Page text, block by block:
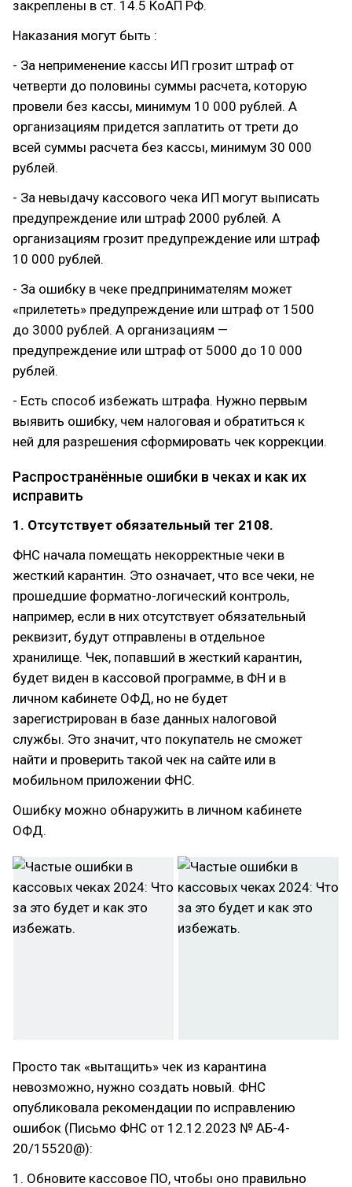
закреплены в ст. 14.5 КоАП РФ.
Наказания могут быть :
- За неприменение кассы ИП грозит штраф от
четверти до половины суммы расчета, которую
провели без кассы, минимум 10 000 рублей. А
организациям придется заплатить от трети до
всей суммы расчета без кассы, минимум 30 000
рублей.
- За невыдачу кассового чека ИП могут выписать
предупреждение или штраф 2000 рублей. А
организациям грозит предупреждение или штраф
10 000 рублей.
- За ошибку в чеке предпринимателям может
«прилететь» предупреждение или штраф от 1500
до 3000 рублей. А организациям —
предупреждение или штраф от 5000 до 10 000
рублей.
- Есть способ избежать штрафа. Нужно первым
выявить ошибку, чем налоговая и обратиться к
ней для разрешения сформировать чек коррекции.
Распространённые ошибки в чеках и как их
исправить
1. Отсутствует обязательный тег 2108.
ФНС начала помещать некорректные чеки в
жесткий карантин. Это означает, что все чеки, не
прошедшие форматно-логический контроль,
например, если в них отсутствует обязательный
реквизит, будут отправлены в отдельное
хранилище. Чек, попавший в жесткий карантин,
будет виден в кассовой программе, в ФН и в
личном кабинете ОФД, но не будет
зарегистрирован в базе данных налоговой
службы. Это значит, что покупатель не сможет
найти и проверить такой чек на сайте или в
мобильном приложении ФНС.
Ошибку можно обнаружить в личном кабинете
ОФД.
Просто так «вытащить» чек из карантина
невозможно, нужно создать новый. ФНС
опубликовала рекомендации по исправлению
ошибок (Письмо ФНС от 12.12.2023 № АБ-4-
20/15520@):
1. Обновите кассовое ПО, чтобы оно правильно